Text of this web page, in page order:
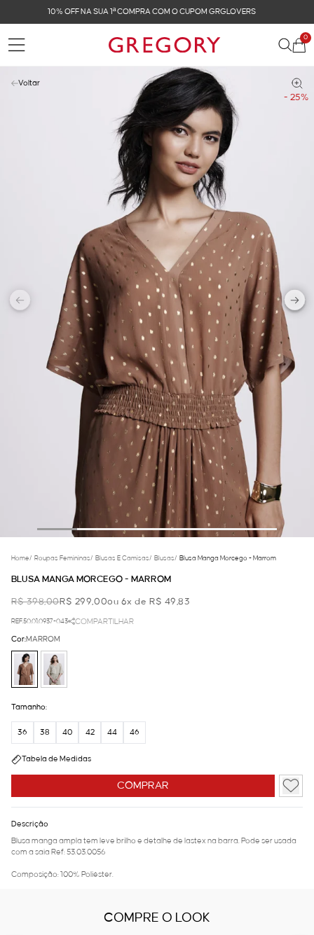
FRETE GRÁTIS NAS COMPRAS ACIMA DE R$ 899
0
- 25%
Voltar
Home/ Roupas Femininas/ Blusas E Camisas/ Blusas/ Blusa Manga Morcego - Marrom
BLUSA MANGA MORCEGO - MARROM
R$ 398,00R$ 299,00ou 6x de R$ 49,83
REF.50.01.0937-043 COMPARTILHAR
COMPRAR
Cor:MARROM
Tamanho:
36 38 40 42 44 46
Tabela de Medidas
Descrição
Blusa manga ampla tem leve brilho e detalhe de lastex na barra. Pode ser usada
com a saia Ref: 53.03.0056
Composição: 100% Poliéster.
COMPRE O LOOK